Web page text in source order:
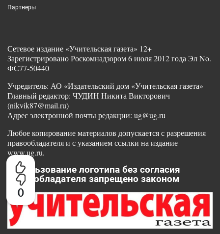
0
Партнеры
Сетевое издание «Учительская газета» 12+
Зарегистрировано Роскомнадзором 6 июля 2012 года Эл No.
ФС77-50440
Учредитель: АО «Издательский дом «Учительская газета»
Главный редактор: ЧУДИН Никита Викторович
(nikvik87@mail.ru)
Адрес электронной почты редакции: ug@ug.ru
Любое копирование материалов допускается с разрешения
правообладателя и с указанием ссылки на издание
www.ug.ru.
Использование логотипа без согласия
правообладателя запрещено законом